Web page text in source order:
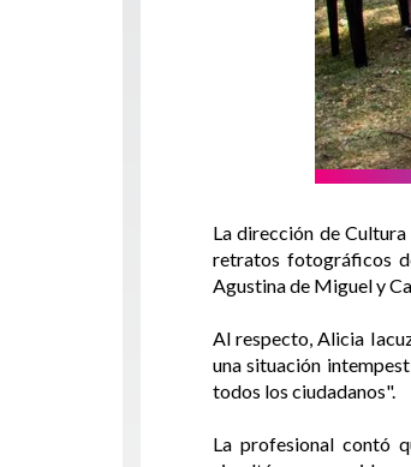
La dirección de
retratos fotográficos
Agustina de Miguel y
Al respecto, Alicia
una situación
todos los ciudadanos".
La profesional contó